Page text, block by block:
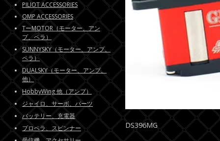
DS396MG
PILIOT ACCESSORIES
OMP ACCESSORIES
TーMOTOR（モーター、アン
プ、ペラ）
SUNNYSKY（モーター、アンプ、
ペラ）
DUALSKY（モーター、アンプ、
他）
HobbyWing 他（アンプ）
ジャイロ、サーボ、パーツ
バッテリー、充電器
プロペラ、スピンナー